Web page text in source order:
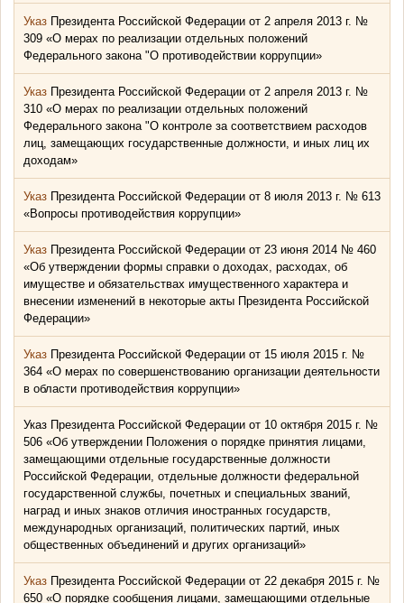
Указ Президента Российской Федерации от 2 апреля 2013 г. №
309 «О мерах по реализации отдельных положений
Федерального закона "О противодействии коррупции»
Указ Президента Российской Федерации от 2 апреля 2013 г. №
310 «О мерах по реализации отдельных положений
Федерального закона "О контроле за соответствием расходов
лиц, замещающих государственные должности, и иных лиц их
доходам»
Указ Президента Российской Федерации от 8 июля 2013 г. № 613
«Вопросы противодействия коррупции»
Указ Президента Российской Федерации от 23 июня 2014 № 460
«Об утверждении формы справки о доходах, расходах, об
имуществе и обязательствах имущественного характера и
внесении изменений в некоторые акты Президента Российской
Федерации»
Указ Президента Российской Федерации от 15 июля 2015 г. №
364 «О мерах по совершенствованию организации деятельности
в области противодействия коррупции»
Указ Президента Российской Федерации от 10 октября 2015 г. №
506 «Об утверждении Положения о порядке принятия лицами,
замещающими отдельные государственные должности
Российской Федерации, отдельные должности федеральной
государственной службы, почетных и специальных званий,
наград и иных знаков отличия иностранных государств,
международных организаций, политических партий, иных
общественных объединений и других организаций»
Указ Президента Российской Федерации от 22 декабря 2015 г. №
650 «О порядке сообщения лицами, замещающими отдельные